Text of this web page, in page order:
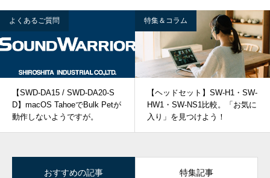
よくあるご質問
【SWD-DA15 / SWD-DA20-S
D】macOS TahoeでBulk Petが
動作しないようですが。
特集＆コラム
【ヘッドセット】SW-H1・SW-
HW1・SW-NS1比較。「お気に
入り」を見つけよう！
おすすめの記事 特集記事